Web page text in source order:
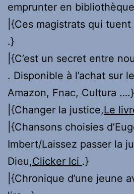
emprunter en
|{Ces magistrats qui
.}
|{C’est un secret entre
. Disponible à l’achat sur
Amazon, Fnac, Cultura ….}
|{Changer la justice,Le
|{Chansons choisies
Imbert/Laissez passer la
Dieu,Clicker Ici .}
|{Chronique d’une jeune